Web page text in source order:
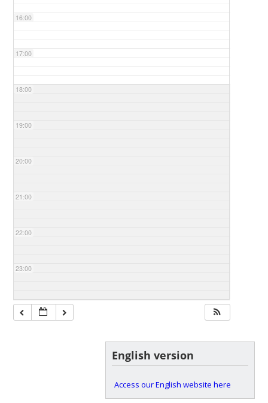
16:00
17:00
18:00
19:00
20:00
21:00
22:00
23:00
English version
Access our English website here